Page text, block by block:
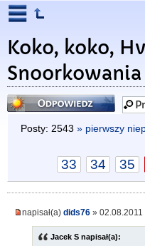
Koko, koko,
Snoorkowania
Odpowiedz
Posty: 2543 » pierwszy
33 34 35
napisał(a) dids76 » 02.08.2011
Jacek S napisał(a):